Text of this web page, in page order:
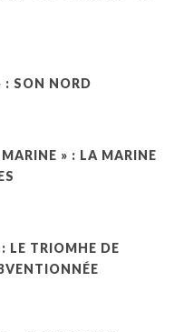
: SON NORD
» : LA MARINE
LE TRIOMHE DE